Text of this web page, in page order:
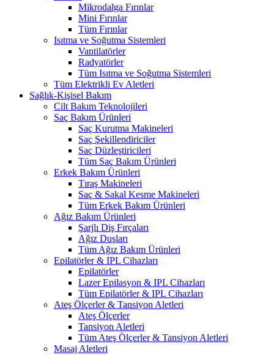
Mikrodalga Fırınlar
Mini Fırınlar
Tüm Fırınlar
Isıtma ve Soğutma Sistemleri
Vantilatörler
Radyatörler
Tüm Isıtma ve Soğutma Sistemleri
Tüm Elektrikli Ev Aletleri
Sağlık-Kişisel Bakım
Cilt Bakım Teknolojileri
Saç Bakım Ürünleri
Saç Kurutma Makineleri
Saç Şekillendiriciler
Saç Düzleştiricileri
Tüm Saç Bakım Ürünleri
Erkek Bakım Ürünleri
Tıraş Makineleri
Saç & Sakal Kesme Makineleri
Tüm Erkek Bakım Ürünleri
Ağız Bakım Ürünleri
Şarjlı Diş Fırçaları
Ağız Duşları
Tüm Ağız Bakım Ürünleri
Epilatörler & IPL Cihazları
Epilatörler
Lazer Epilasyon & IPL Cihazları
Tüm Epilatörler & IPL Cihazları
Ateş Ölçerler & Tansiyon Aletleri
Ateş Ölçerler
Tansiyon Aletleri
Tüm Ateş Ölçerler & Tansiyon Aletleri
Masaj Aletleri